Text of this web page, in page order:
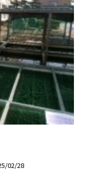
02/28